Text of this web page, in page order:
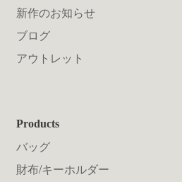
新作のお知らせ
ブログ
アウトレット
Products
バッグ
財布/キーホルダー